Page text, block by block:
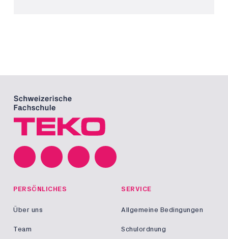
PERSÖNLICHES
Über uns
Team
SERVICE
Allgemeine Bedingungen
Schulordnung